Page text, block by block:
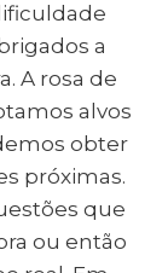
a
A rosa de
alvos
obter
próximas.
que
ou então